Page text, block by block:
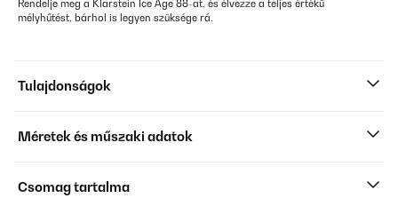
Rendelje meg a Klarstein Ice Age 88-at, és élvezze a teljes értékű
mélyhűtést, bárhol is legyen szüksége rá.
Tulajdonságok
Méretek és műszaki adatok
Csomag tartalma